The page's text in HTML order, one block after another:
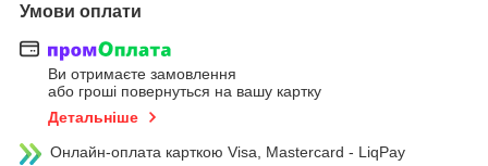
Умови оплати
Ви отримаєте замовлення
або гроші повернуться на вашу картку
Детальніше
Онлайн-оплата карткою Visa, Mastercard - LiqPay